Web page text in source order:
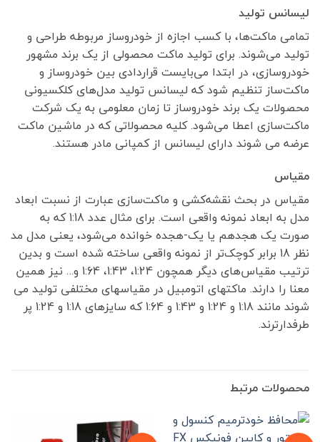
لیسانس تولید
تمامی ماکت‌ها، با کسب اجازه از خودروساز مربوطه طراحی و
تولید می‌شوند. برای تولید ماکت محصولی از یک برند مشهور
خودروسازی، در ابتدا می‌بایست قراردادی بین خودروساز و
ماکت‌ساز تنظیم شود که لیسانس تولید مدل‌های کلکسیونی
محصولات یک برند خودروساز تا زمان معلومی به یک شرکت
ماکت‌سازی اعطا می‌شود. کلیه محصولاتی که در ماشین ماکت
عرضه می شوند دارای لیسانس از کمپانی مادر هستند.
مقیاس
مقیاس در بحث نقشه‌کشی و ماکت‌سازی عبارت از نسبت ابعاد
مدل به ابعاد نمونه واقعی است. برای مثال عدد 1:18 که به
صورت یک هجدهم یا یک-هجده خوانده می‌شود، یعنی مدل مد
نظر 18 برابر کوچک‌تر از نمونه واقعی ساخته شده است و بدین
ترتیب مقیاس‌های دیگر همچون 1:24، 1:43، 1:64 و… نیز همین
معنا را دارند. ماکتهای اتومبیل در مقیاسهای مختلفی تولید می
شوند مانند 1:18 و 1:24 و 1:43 و 1:64 که سایزهای 1:18 و 1:24 پر
طرفدارترند.
محصولات مرتبط